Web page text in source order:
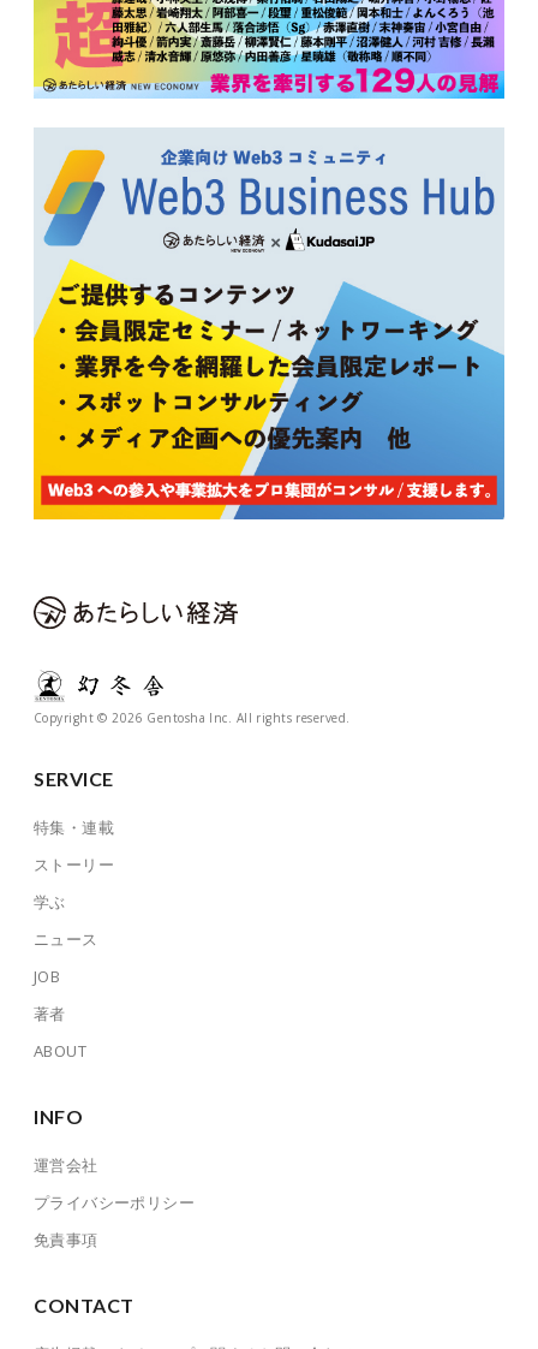
Copyright © 2026 Gentosha Inc. All rights reserved.
SERVICE
特集・連載
ストーリー
学ぶ
ニュース
JOB
著者
ABOUT
INFO
運営会社
プライバシーポリシー
免責事項
CONTACT